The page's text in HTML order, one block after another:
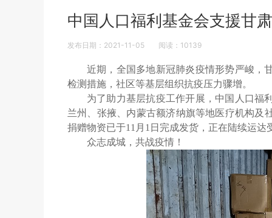
中国人口福利基金会支援甘
发布日期：2021-11-05 阅读： 10139
近期，全国多地新冠肺炎疫情形势严峻，
检测措施，社区等基层组织抗疫压力骤增。
为了助力基层抗疫工作开展，中国人口福
兰州、张掖、内蒙古额济纳旗等地医疗机构及
捐赠物资已于11月1日完成发货，正在陆续运达
众志成城，共战疫情！